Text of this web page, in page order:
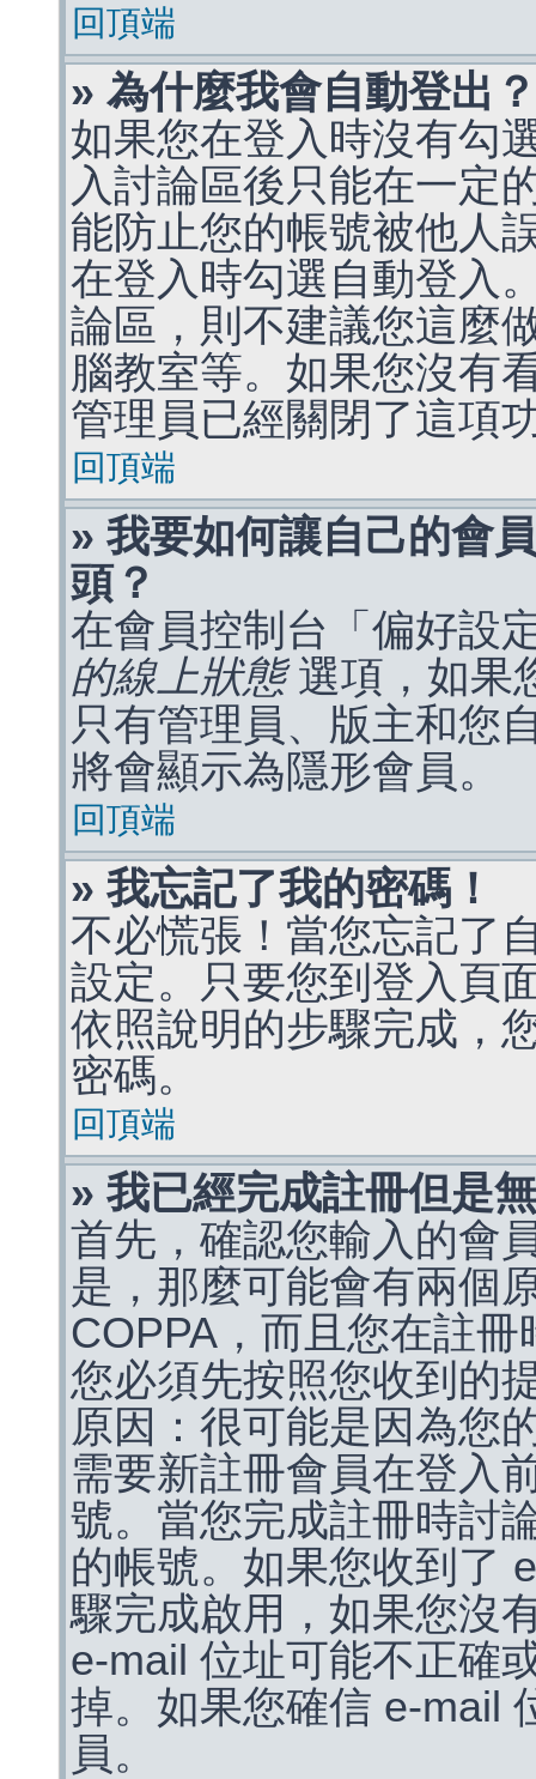
回頂端
» 為什麼我會自動登出？
如果您在登入時沒有勾
入討論區後只能在一定
能防止您的帳號被他人
在登入時勾選自動登入
論區，則不建議您這麼
腦教室等。如果您沒有
管理員已經關閉了這項
回頂端
» 我要如何讓自己的會
頭？
在會員控制台「偏好設
的線上狀態選項，如果
只有管理員、版主和您
將會顯示為隱形會員。
回頂端
» 我忘記了我的密碼！
不必慌張！當您忘記了
設定。只要您到登入頁
依照說明的步驟完成，
密碼。
回頂端
» 我已經完成註冊但是
首先，確認您輸入的會
是，那麼可能會有兩個
COPPA，而且您在註
您必須先按照您收到的
原因：很可能是因為您
需要新註冊會員在登入
號。當您完成註冊時討
的帳號。如果您收到了
驟完成啟用，如果您沒
e-mail 位址可能不正確
掉。如果您確信 e-mail
員。